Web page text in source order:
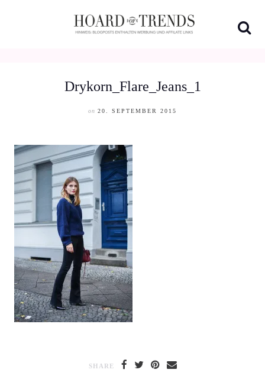
Drykorn_Flare_Jeans_1
on 20. SEPTEMBER 2015
SHARE